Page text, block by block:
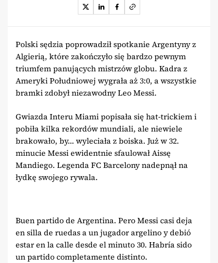
Polski sędzia poprowadził spotkanie Argentyny z
Algierią, które zakończyło się bardzo pewnym
triumfem panujących mistrzów globu. Kadra z
Ameryki Południowej wygrała aż 3:0, a wszystkie
bramki zdobył niezawodny Leo Messi.
Gwiazda Interu Miami popisała się hat-trickiem i
pobiła kilka rekordów mundiali, ale niewiele
brakowało, by… wyleciała z boiska. Już w 32.
minucie Messi ewidentnie sfaulował Aissę
Mandiego. Legenda FC Barcelony nadepnął na
łydkę swojego rywala.
Buen partido de Argentina. Pero Messi casi deja
en silla de ruedas a un jugador argelino y debió
estar en la calle desde el minuto 30. Habría sido
un partido completamente distinto.